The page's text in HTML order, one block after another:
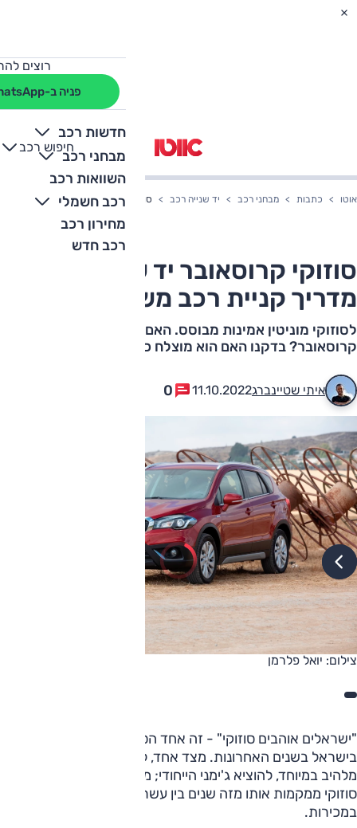
רוצים
פניה ב-WhatsApp
חדשות רכב
מבחני רכב
השוואות רכב
רכב חשמלי
מחירון רכב
רכב חדש
חיפוש רכב
+
-
אוטו כתבות מבחני רכב יד שנייה רכב סוזוקי קרוסאובר יד שנייה - מדריך
סוזוקי קרוסאובר יד שנייה -
מדריך קניית רכב משומש
לסוזוקי מוניטין אמינות מבוסס. האם זה נכון גם לגבי
קרוסאובר? בדקנו האם הוא מוצלח כרכב משומש
איתי שטיינברג11.10.2022
0
צילום: יואל פלרמן
"ישראלים אוהבים סוזוקי" - זה אחד הסלוגנים של מותג סוזוקי
בישראל בשנים האחרונות. מצד אחד, לסוזוקי כבר שנים אין רכב
מלהיב במיוחד, להוציא ג'ימני הייחודי; מצד שני, המכירות של
סוזוקי ממקמות אותו מזה שנים בין עשרת המותגים המובילים
במכירות.